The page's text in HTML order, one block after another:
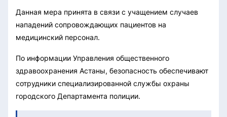
Данная мера принята в связи с учащением случаев
нападений сопровождающих пациентов на
медицинский персонал.
По информации Управления общественного
здравоохранения Астаны, безопасность обеспечивают
сотрудники специализированной службы охраны
городского Департамента полиции.